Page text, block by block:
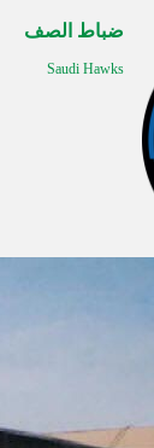
ضباط الصف
Saudi Hawks